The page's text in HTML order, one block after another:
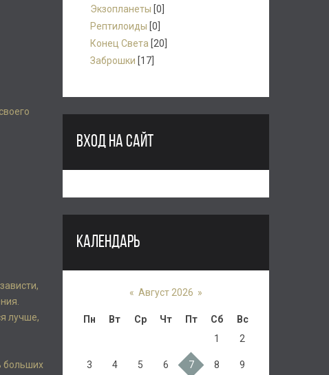
лучше,
больших
Экзопланеты [0]
Рептилоиды [0]
Конец Света [20]
Заброшки [17]
ВХОД НА САЙТ
КАЛЕНДАРЬ
« Август 2026 »
Пн Вт Ср Чт Пт Сб
Вс
1
2
3 4 5 6 7 8 9